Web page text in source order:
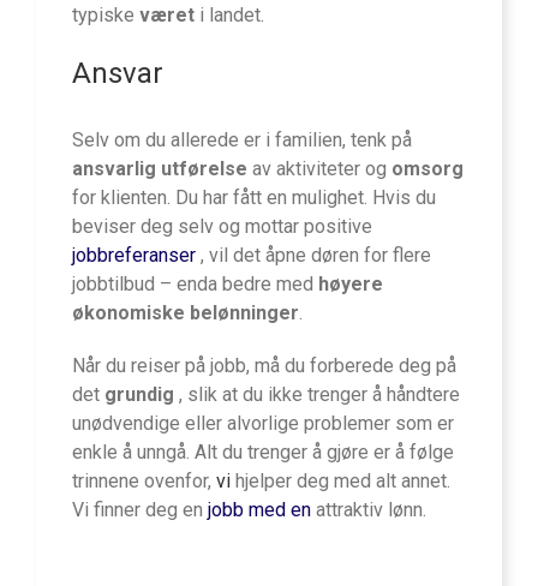
typiske været i landet.
Ansvar
Selv om du allerede er i familien, tenk på
ansvarlig utførelse av aktiviteter og omsorg
for klienten. Du har fått en mulighet. Hvis du
beviser deg selv og mottar positive
jobbreferanser , vil det åpne døren for flere
jobbtilbud – enda bedre med høyere
økonomiske belønninger.
Når du reiser på jobb, må du forberede deg på
det grundig , slik at du ikke trenger å håndtere
unødvendige eller alvorlige problemer som er
enkle å unngå. Alt du trenger å gjøre er å følge
trinnene ovenfor, vi hjelper deg med alt annet.
Vi finner deg en jobb med en attraktiv lønn.